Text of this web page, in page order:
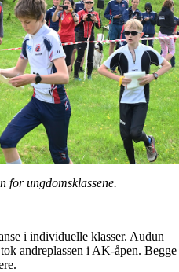
for ungdomsklassene.
i individuelle klasser. Audun
andreplassen i AK-åpen. Begge